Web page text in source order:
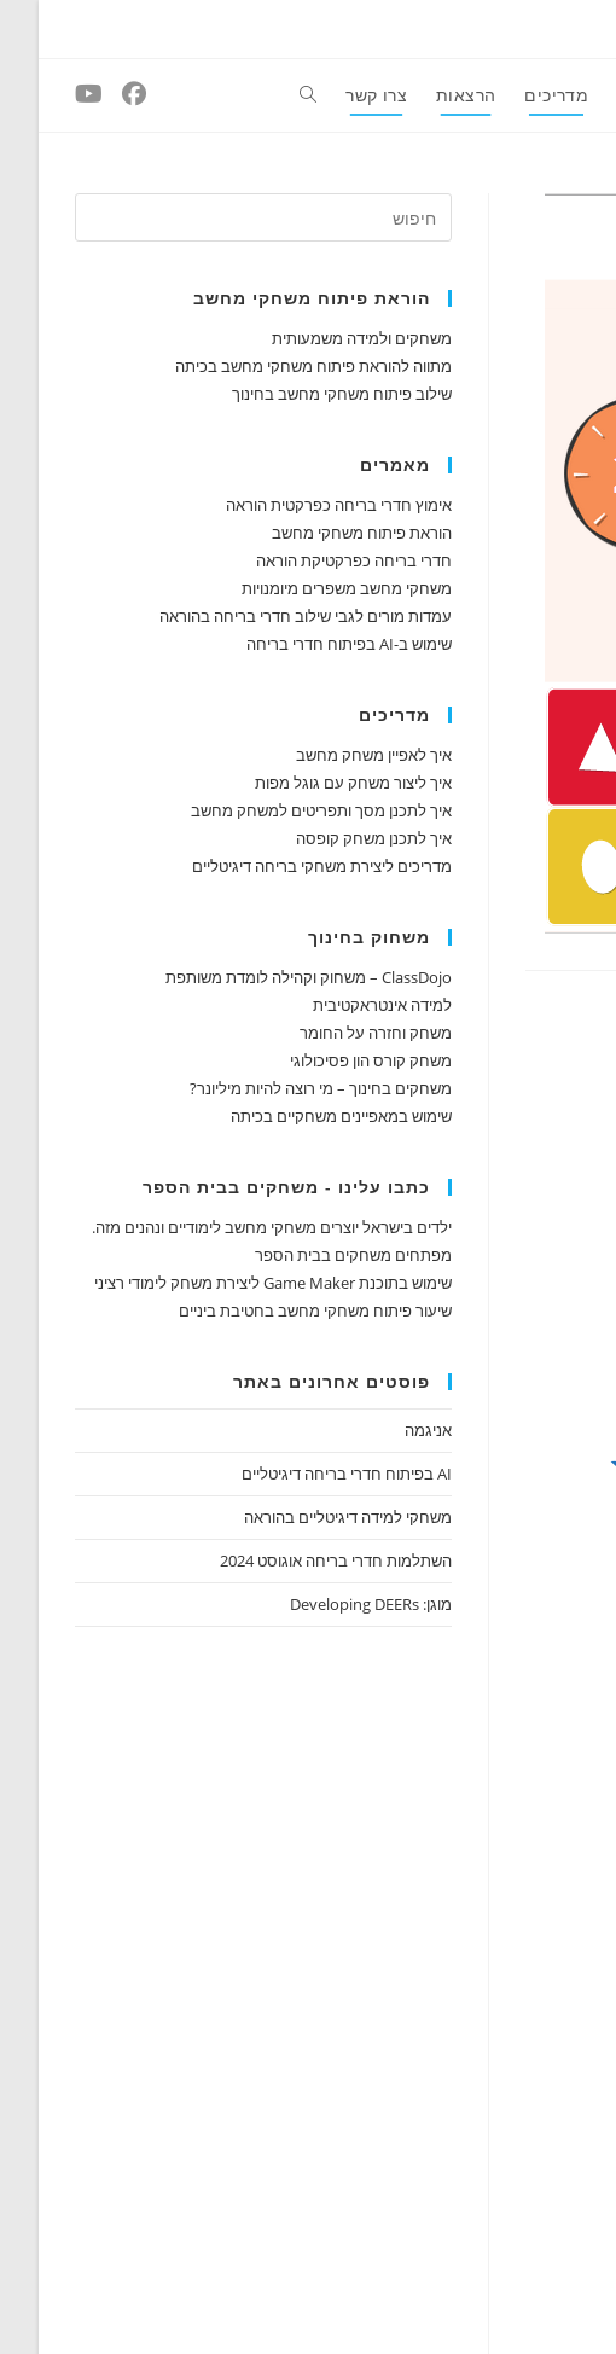
מדריכים הרצאות צרו קשר Toggle
search
הוראת פיתוח משחקי מחשב
משחקים ולמידה משמעותית
מתווה להוראת פיתוח משחקי מחשב בכיתה
שילוב פיתוח משחקי מחשב בחינוך
מאמרים
אימוץ חדרי בריחה כפרקטית הוראה
הוראת פיתוח משחקי מחשב
חדרי בריחה כפרקטיקת הוראה
משחקי מחשב משפרים מיומנויות
עמדות מורים לגבי שילוב חדרי בריחה בהוראה
שימוש ב-AI בפיתוח חדרי בריחה
מדריכים
איך לאפיין משחק מחשב
איך ליצור משחק עם גוגל מפות
איך לתכנן מסך ותפריטים למשחק מחשב
איך לתכנן משחק קופסה
מדריכים ליצירת משחקי בריחה דיגיטליים
משחוק בחינוך
ClassDojo – משחוק וקהילה לומדת משותפת
למידה אינטראקטיבית
משחק וחזרה על החומר
משחק קורס הון פסיכולוגי
משחקים בחינוך – מי רוצה להיות מיליונר?
שימוש במאפיינים משחקיים בכיתה
כתבו עלינו - משחקים בבית הספר
ילדים בישראל יוצרים משחקי מחשב לימודיים ונהנים מזה.
מפתחים משחקים בבית הספר
שימוש בתוכנת Game Maker ליצירת משחק לימודי רציני
שיעור פיתוח משחקי מחשב בחטיבת ביניים
פוסטים אחרונים באתר
אניגמה
AI בפיתוח חדרי בריחה דיגיטליים
משחקי למידה דיגיטליים בהוראה
השתלמות חדרי בריחה אוגוסט 2024
מוגן: Developing DEERs